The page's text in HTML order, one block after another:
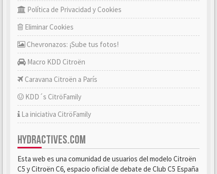
Política de Privacidad y Cookies
Eliminar Cookies
Chevronazos: ¡Sube tus fotos!
Macro KDD Citroën
Caravana Citroën a París
KDD´s CitröFamily
La iniciativa CitröFamily
HYDRACTIVES.COM
Esta web es una comunidad de usuarios del modelo Citroën
C5 y Citroën C6, espacio oficial de debate de Club C5 España